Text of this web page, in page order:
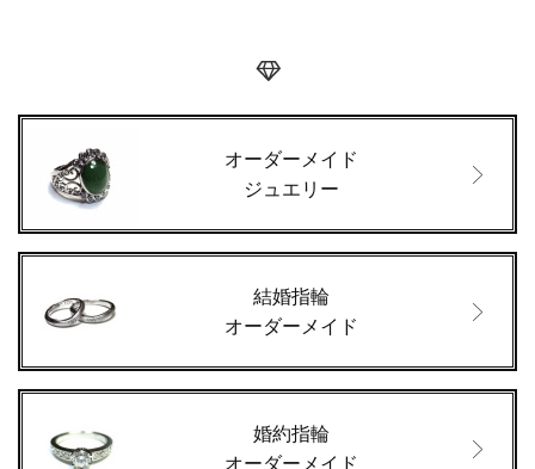
オーダーメイド
ジュエリー
結婚指輪
オーダーメイド
婚約指輪
オーダーメイド